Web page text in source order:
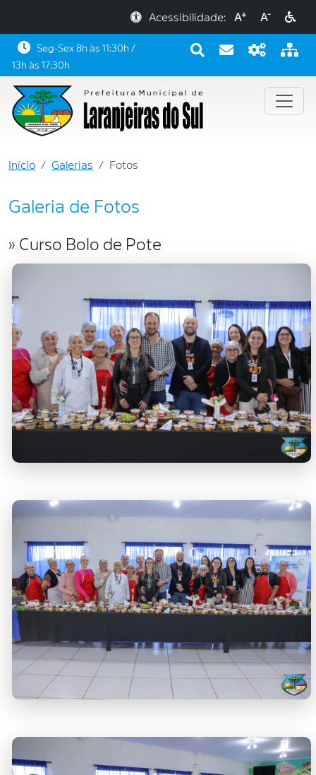
Acessibilidade: A+ A-
Seg-Sex 8h às 11:30h /
13h às 17:30h
Início Galerias Fotos
Galeria de Fotos
» Curso Bolo de Pote